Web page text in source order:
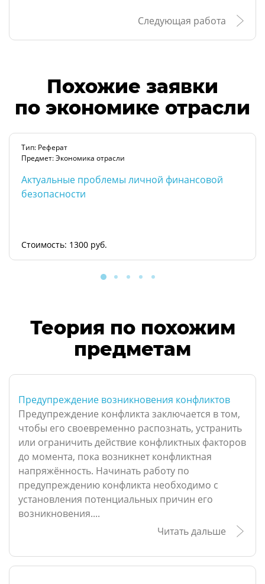
Следующая работа
Похожие заявки
по экономике отрасли
Тип: Реферат
Предмет: Экономика отрасли
Актуальные проблемы личной финансовой
безопасности
Стоимость: 1300 руб.
Теория по похожим
предметам
Предупреждение возникновения конфликтов
Предупреждение конфликта заключается в том,
чтобы его своевременно распознать, устранить
или ограничить действие конфликтных факторов
до момента, пока возникнет конфликтная
напряжённость. Начинать работу по
предупреждению конфликта необходимо с
установления потенциальных причин его
возникновения....
Читать дальше